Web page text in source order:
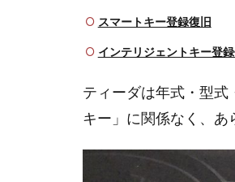
頼
方
3
テ
ー
スマートキー登録復旧
インテリジェントキー登
ティーダは年式・型式
キー」に関係なく、あ